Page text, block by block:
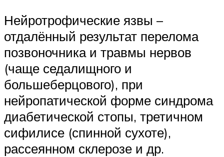
Нейротрофические язвы –
отдалённый результат перелома
позвоночника и травмы нервов
(чаще седалищного и
большеберцового), при
нейропатической форме синдрома
диабетической стопы, третичном
сифилисе (спинной сухоте),
рассеянном склерозе и др.